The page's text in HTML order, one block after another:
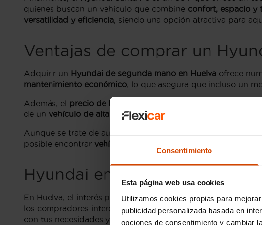
Consentimiento
Esta página web usa cookies
Utilizamos cookies propias para
publicidad personalizada basada en
opciones de consentimiento y cambiar
quienes buscan un vehículo que combine confort, espacio y
versatilidad y eficiencia, siendo una opción atractiva para
Ventajas de comprar un
Adquirir un Hyundai de segunda mano en Huelva ofrece
mantenimiento económico, lo que asegura que incluso un
Además, el precio de los Hyundai de segunda mano es
de un vehículo de alta calidad sin exceder su presupuesto
Aunque se trate de automóviles usados, Hyundai diseña sus
posible encontrar vehículos de segunda mano que ofrecen
Hyundai en Huelva
En Huelva, el interés por losvehículos Hyundai de segunda
los compradores interesados. La clave para realizar una
con tus necesidades y expectativas.